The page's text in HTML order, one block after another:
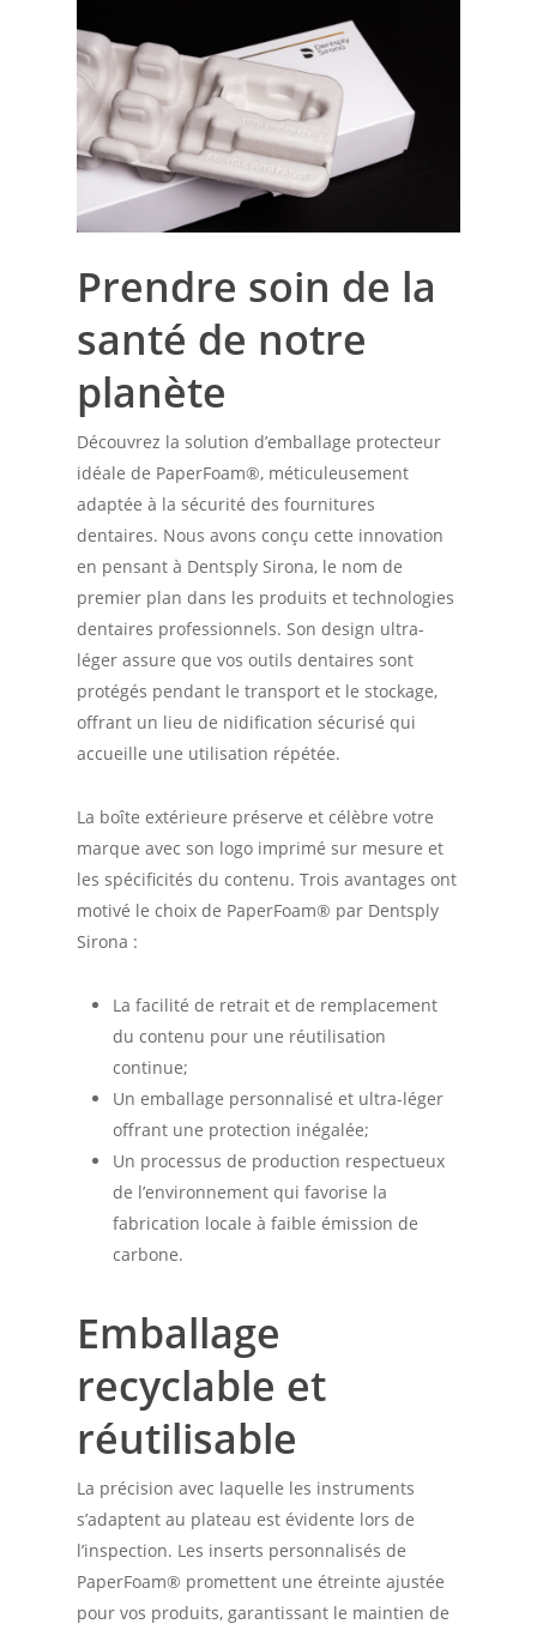
Prendre soin de la
santé de notre
planète
Découvrez la solution d’emballage protecteur
idéale de PaperFoam®, méticuleusement
adaptée à la sécurité des fournitures
dentaires. Nous avons conçu cette innovation
en pensant à Dentsply Sirona, le nom de
premier plan dans les produits et technologies
dentaires professionnels. Son design ultra-
léger assure que vos outils dentaires sont
protégés pendant le transport et le stockage,
offrant un lieu de nidification sécurisé qui
accueille une utilisation répétée.
La boîte extérieure préserve et célèbre votre
marque avec son logo imprimé sur mesure et
les spécificités du contenu. Trois avantages ont
motivé le choix de PaperFoam® par Dentsply
Sirona :
La facilité de retrait et de remplacement
du contenu pour une réutilisation
continue;
Un emballage personnalisé et ultra-léger
offrant une protection inégalée;
Un processus de production respectueux
de l’environnement qui favorise la
fabrication locale à faible émission de
carbone.
Emballage
recyclable et
réutilisable
La précision avec laquelle les instruments
s’adaptent au plateau est évidente lors de
l’inspection. Les inserts personnalisés de
PaperFoam® promettent une étreinte ajustée
pour vos produits, garantissant le maintien de